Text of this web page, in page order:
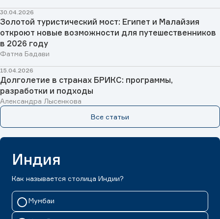
30.04.2026
Золотой туристический мост: Египет и Малайзия
откроют новые возможности для путешественников
в 2026 году
Фатма Бадави
15.04.2026
Долголетие в странах БРИКС: программы,
разработки и подходы
Александра Лысенкова
Все статьи
Индия
Как называется столица Индии?
Мумбаи